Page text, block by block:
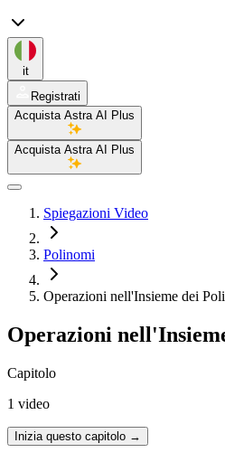
it
Registrati
Acquista Astra AI Plus
Acquista Astra AI Plus
Spiegazioni Video
Polinomi
Operazioni nell'Insieme dei
Operazioni
Capitolo
1 video
Inizia questo capitolo →